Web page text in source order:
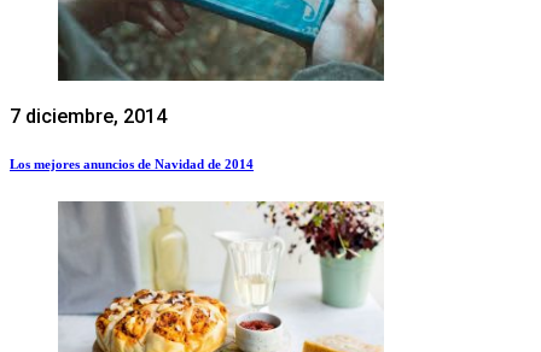
7 diciembre, 2014
Los mejores anuncios de Navidad de 2014